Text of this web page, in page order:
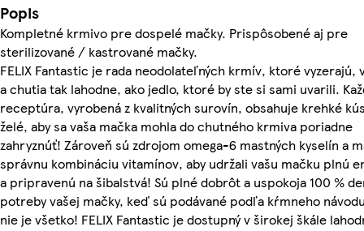
Popis
Kompletné krmivo pre dospelé mačky. Prispôsobené aj pre
sterilizované / kastrované mačky.
FELIX Fantastic je rada neodolateľných krmív, ktoré vyzerajú,
a chutia tak lahodne, ako jedlo, ktoré by ste si sami uvarili.
receptúra, vyrobená z kvalitných surovín, obsahuje krehké
želé, aby sa vaša mačka mohla do chutného krmiva poriadne
zahryznúť! Zároveň sú zdrojom omega-6 mastných kyselín a
správnu kombináciu vitamínov, aby udržali vašu mačku plnú
a pripravenú na šibalstvá! Sú plné dobrôt a uspokoja 100 %
potreby vašej mačky, keď sú podávané podľa kŕmneho
nie je všetko! FELIX Fantastic je dostupný v širokej škále